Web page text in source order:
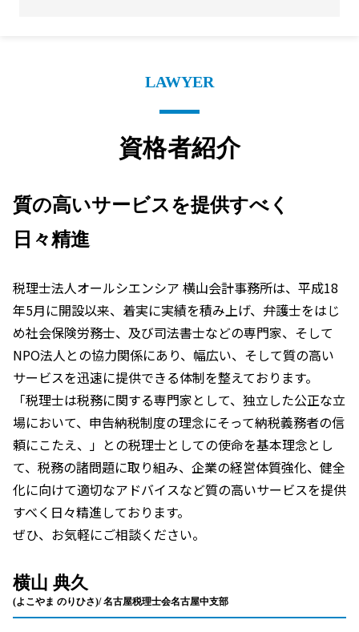
LAWYER
資格者紹介
質の高いサービスを提供すべく
日々精進
税理士法人オールシエンシア 横山会計事務所は、平成18
年5月に開設以来、着実に実績を積み上げ、弁護士をはじ
め社会保険労務士、及び司法書士などの専門家、そして
NPO法人との協力関係にあり、幅広い、そして質の高い
サービスを迅速に提供できる体制を整えております。
「税理士は税務に関する専門家として、独立した公正な立
場において、申告納税制度の理念にそって納税義務者の信
頼にこたえ、」との税理士としての使命を基本理念とし
て、税務の諸問題に取り組み、企業の経営体質強化、健全
化に向けて適切なアドバイスなど質の高いサービスを提供
すべく日々精進しております。
ぜひ、お気軽にご相談ください。
横山 典久
(よこやま のりひさ)/ 名古屋税理士会名古屋中支部